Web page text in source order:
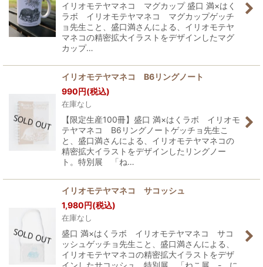
イリオモテヤマネコ マグカップ 盛口 満×はく
ラボ イリオモテヤマネコ マグカップゲッチ
ョ先生こと、盛口満さんによる、イリオモテヤ
マネコの精密拡大イラストをデザインしたマグ
カップ…
イリオモテヤマネコ B6リングノート
990円(税込)
在庫なし
【限定生産100冊】盛口 満×はくラボ イリオモ
テヤマネコ B6リングノートゲッチョ先生こ
と、盛口満さんによる、イリオモテヤマネコの
精密拡大イラストをデザインしたリングノー
ト。特別展 「ね…
イリオモテヤマネコ サコッシュ
1,980円(税込)
在庫なし
盛口 満×はくラボ イリオモテヤマネコ サコ
ッシュゲッチョ先生こと、盛口満さんによる、
イリオモテヤマネコの精密拡大イラストをデザ